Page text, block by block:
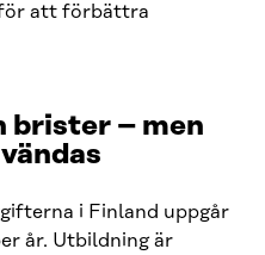
att förbättra
brister – men
i Finland uppgår
år. Utbildning är